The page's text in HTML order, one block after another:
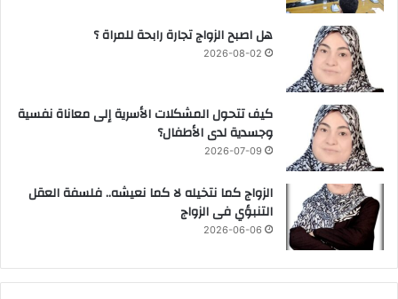
هل اصبح الزواج تجارة رابحة للمراة ؟
2026-08-02
كيف تتحول المشكلات الأسرية إلى معاناة نفسية
وجسدية لدى الأطفال؟
2026-07-09
الزواج كما نتخيله لا كما نعيشه.. فلسفة العقل
التنبؤي فى الزواج
2026-06-06